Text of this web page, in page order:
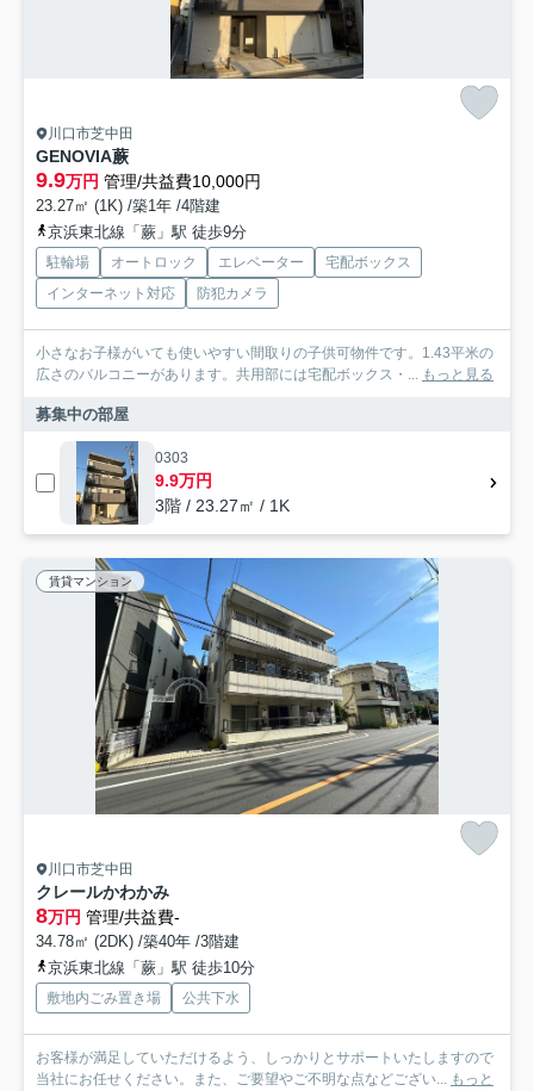
川口市芝中田
GENOVIA蕨
9.9万円 管理/共益費10,000円
23.27㎡ (1K) /築1年 /4階建
京浜東北線「蕨」駅 徒歩9分
駐輪場 オートロック エレベーター
宅配ボックス
インターネット対応
防犯カメラ
小さなお子様がいても使いやすい間取りの子供可物件です。1.43平米の
広さのバルコニーがあります。共用部には宅配ボックス・... もっと見る
募集中の部屋
0303
9.9万円
3階 / 23.27㎡ / 1K
賃貸マンション
川口市芝中田
クレールかわかみ
8万円 管理/共益費-
34.78㎡ (2DK) /築40年 /3階建
京浜東北線「蕨」駅 徒歩10分
敷地内ごみ置き場 公共下水
お客様が満足していただけるよう、しっかりとサポートいたしますので
当社にお任せください。また、ご要望やご不明な点などござい... もっと